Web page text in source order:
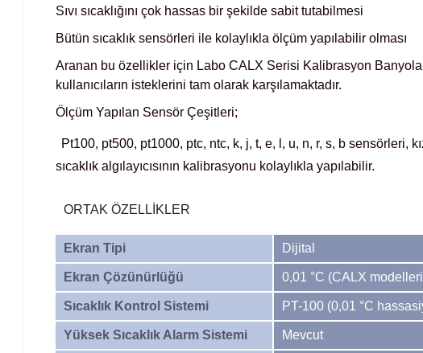
Sıvı sıcaklığını çok hassas bir şekilde sabit tutabilmesi
Bütün sıcaklık sensörleri ile kolaylıkla ölçüm yapılabilir olması
Aranan bu özellikler için Labo CALX Serisi Kalibrasyon
kullanıcıların isteklerini tam olarak karşılamaktadır.
Ölçüm Yapılan Sensör Çeşitleri;
Pt100, pt500, pt1000, ptc, ntc, k, j, t, e, l, u, n, r, s, b sensörleri,
sıcaklık algılayıcısının kalibrasyonu kolaylıkla yapılabilir.
ORTAK ÖZELLİKLER
Ekran Tipi Dijital
Ekran Çözünürlüğü 0,01 °C (CALX
Sıcaklık Kontrol Sistemi PT-100 (0,01 °C
Yüksek Sıcaklık Alarm Sistemi Mevcut